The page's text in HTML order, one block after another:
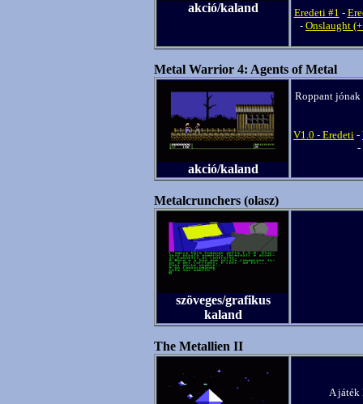
akció/kaland Eredeti #1 -
- Onslaught
Metal Warrior 4: Agents of Metal
akció/kaland
Roppant jónak
V1.0 - Eredeti -
-
Metalcrunchers (olasz)
szöveges/grafikus
kaland
The Metallien II
A játék